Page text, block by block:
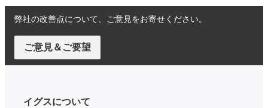
弊社の改善点について、ご意見をお寄せください。
ご意見＆ご要望
イグスについて